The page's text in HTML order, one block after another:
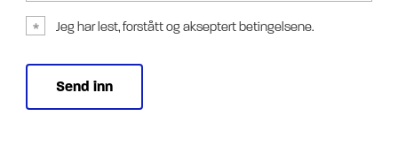
Jeg har lest, forstått og akseptert betingelsene.